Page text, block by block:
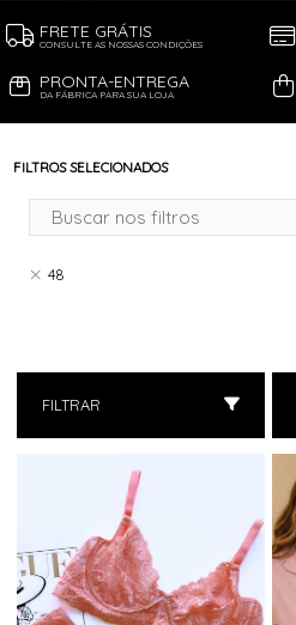
FRETE GRÁTIS
CONSULTE AS NOSSAS CONDIÇÕES
PRONTA-ENTREGA
DA FÁBRICA PARA SUA LOJA
FILTROS SELECIONADOS
48
FILTRAR